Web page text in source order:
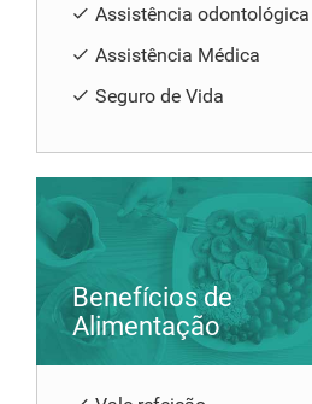
Assistência odontológica
Assistência Médica
Seguro de Vida
Benefícios de
Alimentação